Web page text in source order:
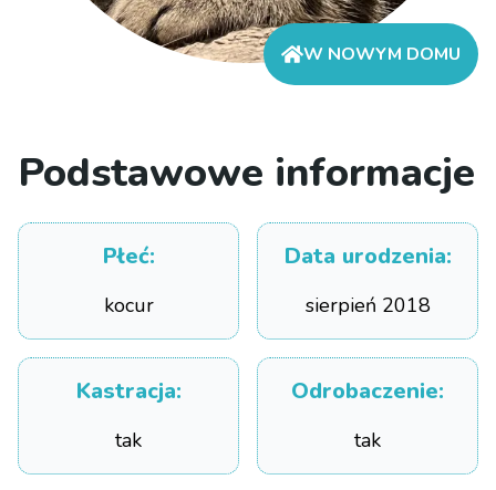
W NOWYM DOMU
Podstawowe informacje
Płeć:
kocur
Data urodzenia:
sierpień 2018
Kastracja:
tak
Odrobaczenie:
tak